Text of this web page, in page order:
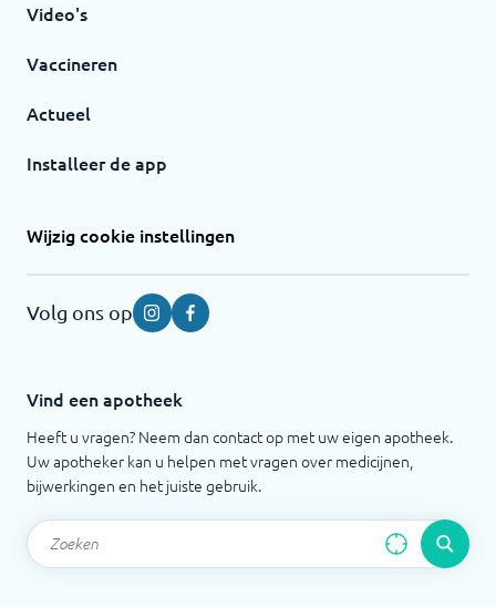
Video's
Vaccineren
Actueel
Installeer de app
Wijzig cookie instellingen
Volg ons op InstagramFacebook
Vind een apotheek
Heeft u vragen? Neem dan contact op met uw eigen apotheek.
Uw apotheker kan u helpen met vragen over medicijnen,
bijwerkingen en het juiste gebruik.